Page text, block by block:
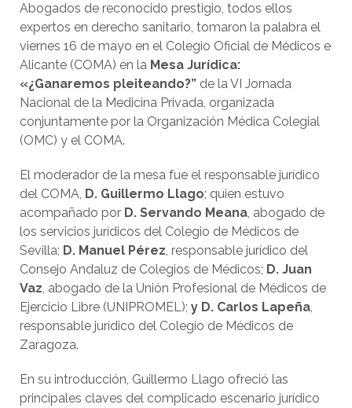
Abogados de reconocido prestigio, todos ellos
expertos en derecho sanitario, tomaron la palabra el
viernes 16 de mayo en el Colegio Oficial de Médicos e
Alicante (COMA) en la Mesa Jurídica:
«¿Ganaremos pleiteando?” de la VI Jornada
Nacional de la Medicina Privada, organizada
conjuntamente por la Organización Médica Colegial
(OMC) y el COMA.
El moderador de la mesa fue el responsable jurídico
del COMA, D. Guillermo Llago; quien estuvo
acompañado por D. Servando Meana, abogado de
los servicios jurídicos del Colegio de Médicos de
Sevilla; D. Manuel Pérez, responsable jurídico del
Consejo Andaluz de Colegios de Médicos; D. Juan
Vaz, abogado de la Unión Profesional de Médicos de
Ejercicio Libre (UNIPROMEL); y D. Carlos Lapeña,
responsable jurídico del Colegio de Médicos de
Zaragoza.
En su introducción, Guillermo Llago ofreció las
principales claves del complicado escenario jurídico